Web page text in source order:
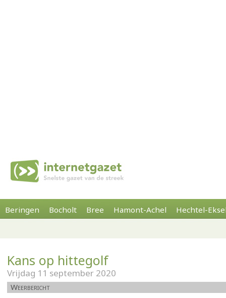
Beringen Bocholt Bree Hamont-Achel Hechtel-
Kans op hittegolf
Vrijdag 11 september 2020
Weerbericht